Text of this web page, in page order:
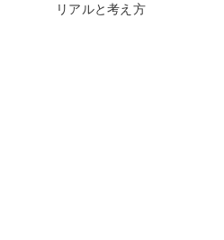
リアルと考え方